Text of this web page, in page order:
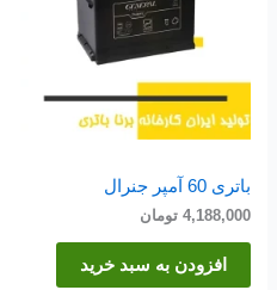
باتری 60 آمپر جنرال
4,188,000 تومان
افزودن به سبد خرید